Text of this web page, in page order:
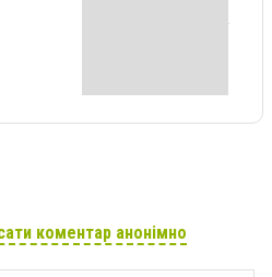
коментар анонімно